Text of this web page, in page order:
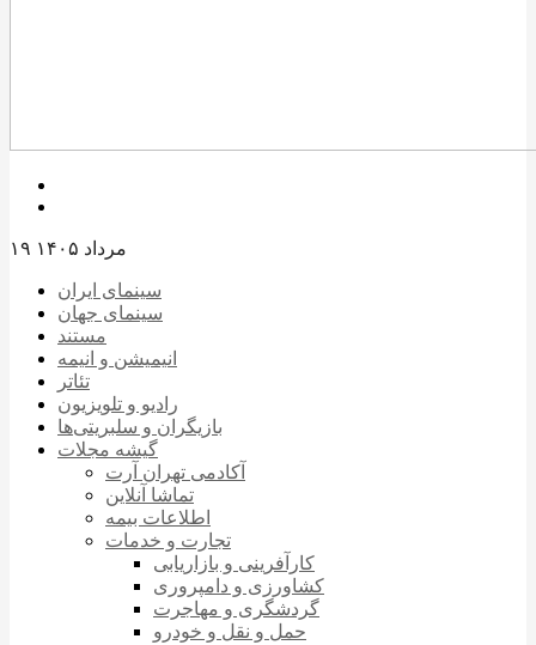
۱۹ مرداد ۱۴۰۵
سینمای ایران
سینمای جهان
مستند
انیمیشن و انیمه
تئاتر
رادیو و تلویزیون
بازیگران و سلبریتی‌ها
گیشه مجلات
آکادمی تهران آرت
تماشا آنلاین
اطلاعات بیمه
تجارت و خدمات
کارآفرینی و بازاریابی
کشاورزی و دامپروری
گردشگری و مهاجرت
حمل و نقل و خودرو